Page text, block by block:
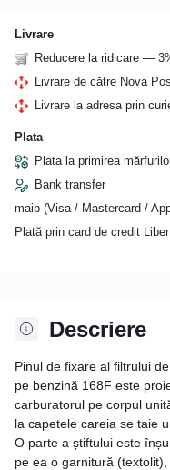
Livrare
Reducere la ridicare —
Livrare de către Nova
Livrare la adresa prin
Plata
Plata la primirea
Bank transfer
maib (Visa / Mastercard /
Plată prin card de credit
Descriere
Pinul de fixare al filtrului
pe benzină 168F este
carburatorul pe corpul
la capetele careia se taie
O parte a știftului este
pe ea o garnitură